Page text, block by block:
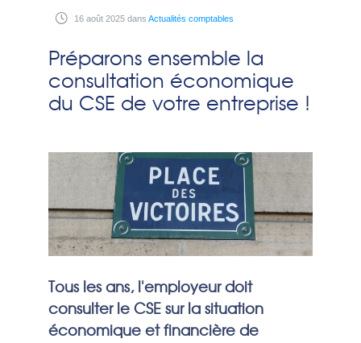
16 août 2025 dans Actualités comptables
Préparons ensemble la
consultation économique
du CSE de votre entreprise !
Tous les ans, l'employeur doit
consulter le CSE sur la situation
économique et financière de